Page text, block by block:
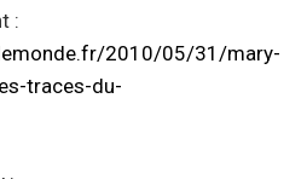
:
2010/05/31/mary-
traces-du-